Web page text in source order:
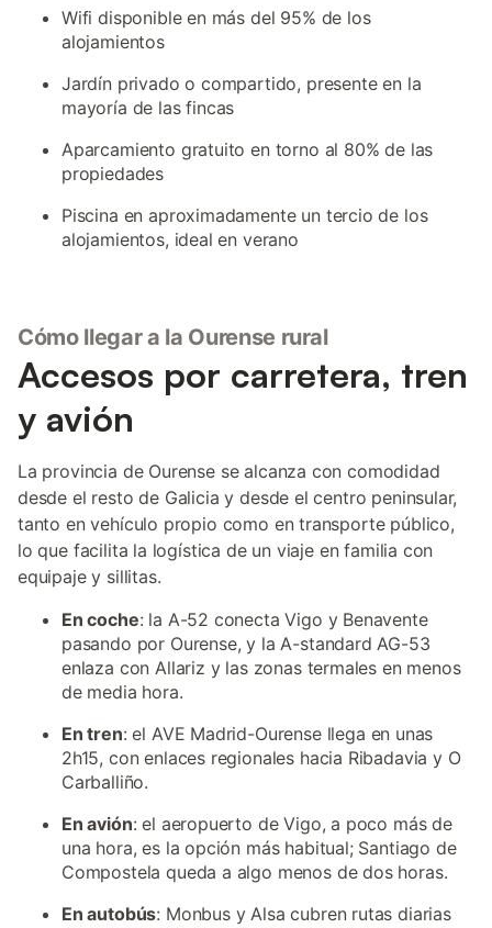
Wifi disponible en más del 95% de los
alojamientos
Jardín privado o compartido, presente en la
mayoría de las fincas
Aparcamiento gratuito en torno al 80% de las
propiedades
Piscina en aproximadamente un tercio de los
alojamientos, ideal en verano
Cómo llegar a la Ourense rural
Accesos por carretera, tren
y avión
La provincia de Ourense se alcanza con comodidad
desde el resto de Galicia y desde el centro peninsular,
tanto en vehículo propio como en transporte público,
lo que facilita la logística de un viaje en familia con
equipaje y sillitas.
En coche: la A-52 conecta Vigo y Benavente
pasando por Ourense, y la A-standard AG-53
enlaza con Allariz y las zonas termales en menos
de media hora.
En tren: el AVE Madrid-Ourense llega en unas
2h15, con enlaces regionales hacia Ribadavia y O
Carballiño.
En avión: el aeropuerto de Vigo, a poco más de
una hora, es la opción más habitual; Santiago de
Compostela queda a algo menos de dos horas.
En autobús: Monbus y Alsa cubren rutas diarias